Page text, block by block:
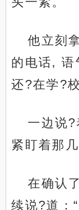
他立刻
的电话, 语
还?在学?
一边说
紧盯着那几
在确认
续说?道：